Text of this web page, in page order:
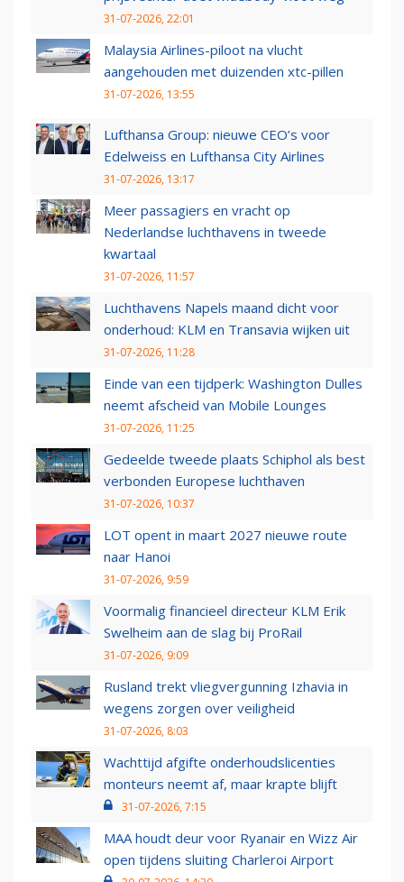
31-07-2026, 22:01
Malaysia Airlines-piloot na vlucht
aangehouden met duizenden xtc-pillen
31-07-2026, 13:55
Lufthansa Group: nieuwe CEO’s voor
Edelweiss en Lufthansa City Airlines
31-07-2026, 13:17
Meer passagiers en vracht op
Nederlandse luchthavens in tweede
kwartaal
31-07-2026, 11:57
Luchthavens Napels maand dicht voor
onderhoud: KLM en Transavia wijken uit
31-07-2026, 11:28
Einde van een tijdperk: Washington Dulles
neemt afscheid van Mobile Lounges
31-07-2026, 11:25
Gedeelde tweede plaats Schiphol als best
verbonden Europese luchthaven
31-07-2026, 10:37
LOT opent in maart 2027 nieuwe route
naar Hanoi
31-07-2026, 9:59
Voormalig financieel directeur KLM Erik
Swelheim aan de slag bij ProRail
31-07-2026, 9:09
Rusland trekt vliegvergunning Izhavia in
wegens zorgen over veiligheid
31-07-2026, 8:03
Wachttijd afgifte onderhoudslicenties
monteurs neemt af, maar krapte blijft
31-07-2026, 7:15
MAA houdt deur voor Ryanair en Wizz Air
open tijdens sluiting Charleroi Airport